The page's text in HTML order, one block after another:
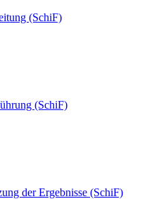
(SchiF)
(SchiF)
der Ergebnisse (SchiF)